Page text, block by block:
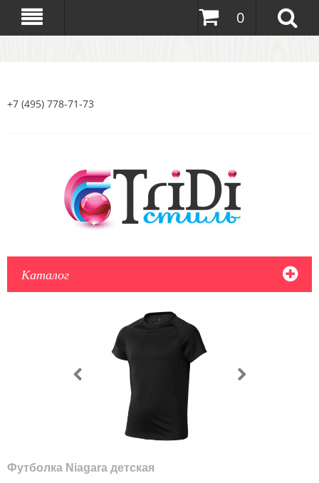
0
+7 (495) 778-71-73
Каталог
Футболка Niagara детская